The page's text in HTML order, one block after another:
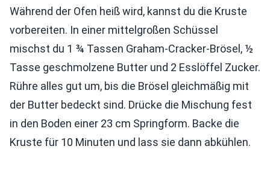
Während der Ofen heiß wird, kannst du die Kruste
vorbereiten. In einer mittelgroßen Schüssel
mischst du 1 ¾ Tassen Graham-Cracker-Brösel, ½
Tasse geschmolzene Butter und 2 Esslöffel Zucker.
Rühre alles gut um, bis die Brösel gleichmäßig mit
der Butter bedeckt sind. Drücke die Mischung fest
in den Boden einer 23 cm Springform. Backe die
Kruste für 10 Minuten und lass sie dann abkühlen.